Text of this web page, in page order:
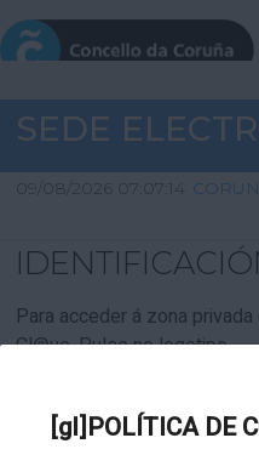
[gl]POLÍTICA DE
SEDE
09/08/2026 07:07:14
Para acceder á zona
Cl@ve. Pulse no logotipo